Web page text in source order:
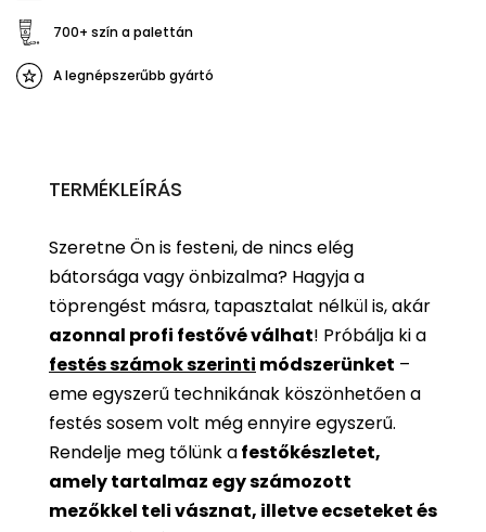
700+ szín a palettán
A legnépszerűbb gyártó
TERMÉKLEÍRÁS
Szeretne Ön is festeni, de nincs elég
bátorsága vagy önbizalma? Hagyja a
töprengést másra, tapasztalat nélkül is, akár
azonnal profi festővé válhat! Próbálja ki a
festés számok szerinti módszerünket –
eme egyszerű technikának köszönhetően a
festés sosem volt még ennyire egyszerű.
Rendelje meg tőlünk afestőkészletet,
amely tartalmaz egy számozott
mezőkkel teli vásznat, illetve ecseteket és